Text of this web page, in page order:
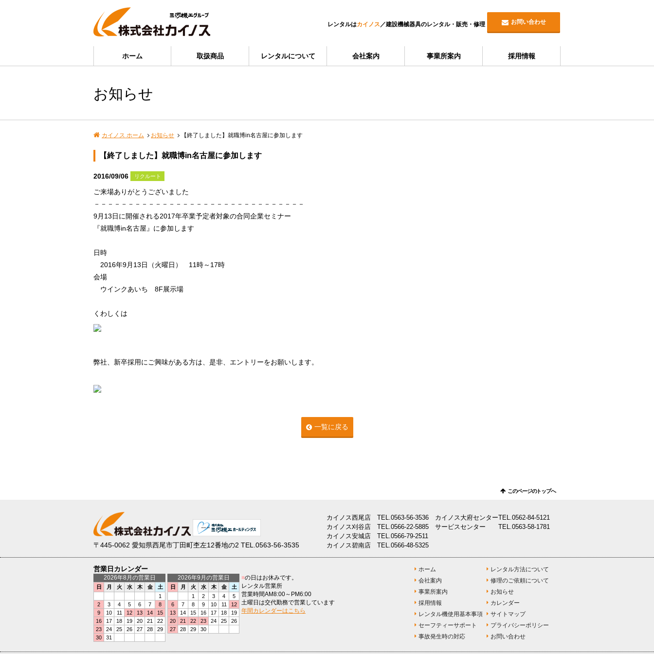
レンタルはカイノス ／建設機械器具のレンタル・販売・修理 お問い合わせ
ホーム 取扱商品 レンタルについて 会社案内 事業所案内 採用情報
お知らせ
カイノス ホーム お知らせ 【終了しました】就職博in名古屋に参加します
【終了しました】就職博in名古屋に参加します
2016/09/06 リクルート
ご来場ありがとうございました
－－－－－－－－－－－－－－－－－－－－－－－－－－－－－－－
9月13日に開催される2017年卒業予定者対象の合同企業セミナー
『就職博in名古屋』に参加します
日時
2016年9月13日（火曜日） 11時～17時
会場
ウインクあいち 8F展示場
くわしくは
弊社、新卒採用にご興味がある方は、是非、エントリーをお願いします。
一覧に戻る
このページのトップへ
〒445-0062 愛知県西尾市丁田町杢左12番地の2 TEL. 0563-56-3535
カイノス西尾店 TEL.0563-56-3536
カイノス刈谷店
TEL.0566-22-5885
カイノス安城店
TEL.0566-79-2511
カイノス碧南店
TEL.0566-48-5325
カイノス大府センターTEL.0562-84-5121
サービスセンター
TEL.0563-58-1781
営業日カレンダー
2026年8月の営業日
日 月 火 水 木 金
土
1
2
3 4 5 6 7
8
9
10 11 12 13 14
15
16
17 18 19 20 21
22
23
24 25 26 27 28
29
30
31
2026年9月の営業日
日 月 火 水 木 金
土
1
2 3 4
5
6
7 8 9 10 11
12
13
14 15 16 17 18
19
20
21 22 23 24 25
26
27
28 29 30
■の日はお休みです。
レンタル営業所
営業時間AM8:00～PM6:00
土曜日は交代勤務で営業しています
年間カレンダーはこちら
ホーム
会社案内
事業所案内
採用情報
レンタル機使用基本事項
セーフティーサポート
事故発生時の対応
レンタル方法について
修理のご依頼について
お知らせ
カレンダー
サイトマップ
プライバシーポリシー
お問い合わせ